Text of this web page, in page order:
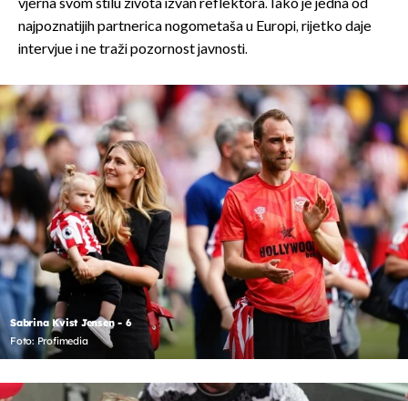
vjerna svom stilu života izvan reflektora. Iako je jedna od
najpoznatijih partnerica nogometaša u Europi, rijetko daje
intervjue i ne traži pozornost javnosti.
Sabrina Kvist Jensen - 6
Foto: Profimedia